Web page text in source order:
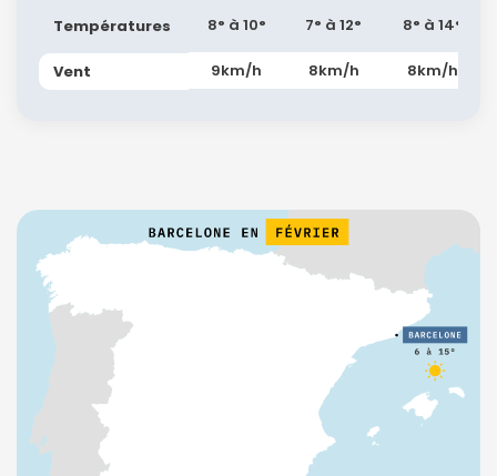
Températures
Vent
8° à 10°
9km/h
7° à 12°
8km/h
8° à 14°
8km/h